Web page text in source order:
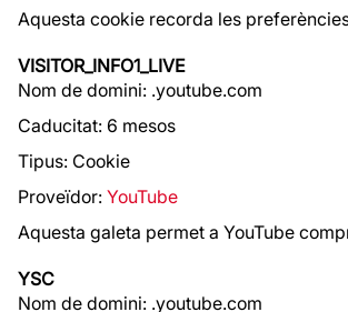
Aquesta cookie recorda les
VISITOR_INFO1_LIVE
Nom de domini: .youtube.com
Caducitat: 6 mesos
Tipus: Cookie
Proveïdor: YouTube
Aquesta galeta permet a YouTube
YSC
Nom de domini: .youtube.com